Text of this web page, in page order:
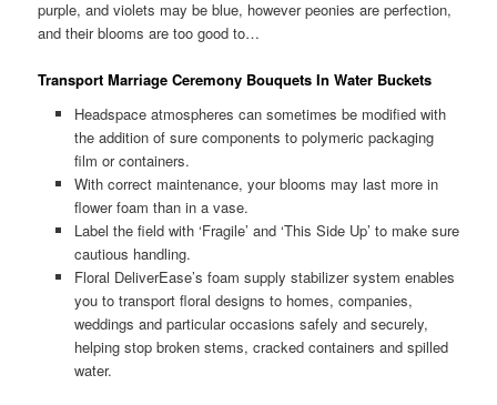
purple, and violets may be blue, however peonies are perfection,
and their blooms are too good to…
Transport Marriage Ceremony Bouquets In Water Buckets
Headspace atmospheres can sometimes be modified with
the addition of sure components to polymeric packaging
film or containers.
With correct maintenance, your blooms may last more in
flower foam than in a vase.
Label the field with ‘Fragile’ and ‘This Side Up’ to make sure
cautious handling.
Floral DeliverEase’s foam supply stabilizer system enables
you to transport floral designs to homes, companies,
weddings and particular occasions safely and securely,
helping stop broken stems, cracked containers and spilled
water.